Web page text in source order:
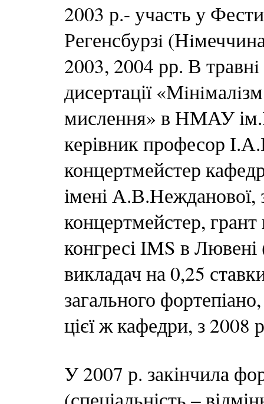
2003 р.- участь у
Регенсбурзi
2003, 2004 рр. В травнi
дисертації
мислення» в НМАУ
керівник професор
концертмейстер
імені А.В.Нежданової,
концертмейстер,
конгресі IMS в
викладач на 0,25
загального
цієї ж кафедри, з 2008
У 2007 р. закінчила